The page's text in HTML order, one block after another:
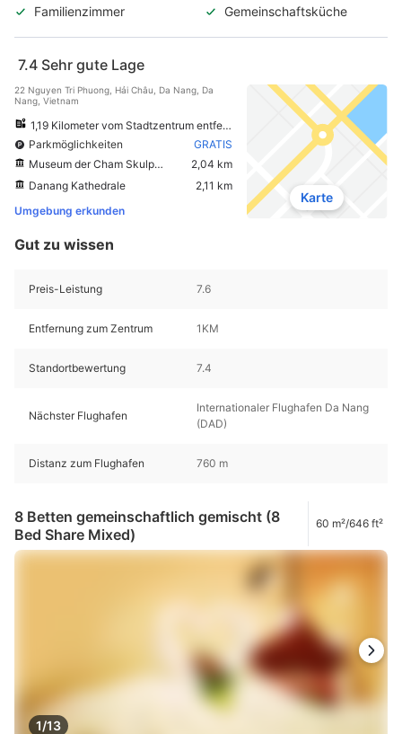
Familienzimmer
Gemeinschaftsküche
7.4 Sehr gute Lage
22 Nguyen Tri Phuong, Hải Châu, Da Nang, Da
Nang, Vietnam
1,19 Kilometer vom Stadtzentrum entfernt
Parkmöglichkeiten
GRATIS
Museum der Cham Skulptur
2,04 km
Danang Kathedrale
2,11 km
Umgebung erkunden
Karte
Gut zu wissen
Preis-Leistung 7.6
Entfernung zum Zentrum 1KM
Standortbewertung 7.4
Nächster Flughafen
Internationaler Flughafen Da Nang
(DAD)
Distanz zum Flughafen 760 m
8 Betten gemeinschaftlich gemischt (8
Bed Share Mixed)
60 m²/646 ft²
1/13